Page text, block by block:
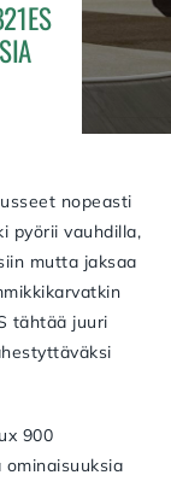
nopeasti
pyörii vauhdilla,
mutta jaksaa
tähtää juuri
900
ominaisuuksia